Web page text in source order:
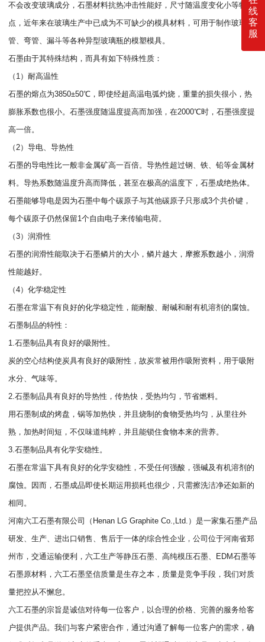
不会改变玻璃成分，石墨材料抗热冲击性能好，尺寸随温度变化小等特
点，近年来在玻璃生产中已成为不可缺少的模具材料，可用于制作玻璃
管、弯管、漏斗等各种异型玻璃瓶的模塑模具。
石墨由于其特殊结构，而具有如下特殊性质：
（1）耐高温性
石墨的熔点为3850±50℃，即使经超高温电弧灼烧，重量的损失很小，热
膨胀系数也很小。石墨强度随温度提高而加强，在2000℃时，石墨强度提
高一倍。
（2）导电、导热性
石墨的导电性比一般非金属矿高一百倍。导热性超过钢、铁、铅等金属材
料。导热系数随温度升高而降低，甚至在极高的温度下，石墨成绝热体。
石墨能够导电是因为石墨中每个碳原子与其他碳原子只形成3个共价键，
每个碳原子仍然保留1个自由电子来传输电荷。
（3）润滑性
石墨的润滑性能取决于石墨鳞片的大小，鳞片越大，摩擦系数越小，润滑
性能越好。
（4）化学稳定性
石墨在常温下有良好的化学稳定性，能耐酸、耐碱和耐有机溶剂的腐蚀。
石墨制品的特性：
1.石墨制品具有良好的吸附性。
炭的空心结构使炭具有良好的吸附性，故炭常被用作吸附资料，用于吸附
水分、气味等。
2.石墨制品具有良好的导热性，传热快，受热均匀，节省燃料。
用石墨制成的烤盘，锅等加热快，并且烧制的食物受热均匀，从里往外
熟，加热时间短，不仅味道纯粹，并且能锁住食物本来的营养。
3.石墨制品具有化学安稳性。
石墨在常温下具有良好的化学安稳性，不受任何强酸，强碱及有机溶剂的
腐蚀。因而，石墨成品即使长期运用损耗也很少，只需擦洗洁净还如新的
相同。
河南六工石墨有限公司（Henan LG Graphite Co.,Ltd.）是一家集石墨产品
研发、生产、进出口销售、售后于一体的综合性企业，公司位于河南省郑
州市，交通运输便利，六工生产等静压石墨、高纯模压石墨、EDM石墨等
石墨原材料，六工石墨坚信质量是生存之本，质量是竞争手段，我们对质
量把控从不懈怠。
六工石墨的宗旨是诚信对待每一位客户，以合理的价格、完善的服务给客
户提供产品。我们与客户紧密合作，通过沟通了解每一位客户的需求，确
线
客
服